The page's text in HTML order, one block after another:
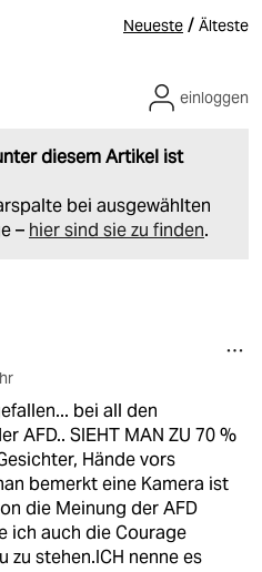
Neueste / Älteste
diesem Artikel ist
bei ausgewählten
– hier sind sie zu finden.
einloggen
bei all den
AFD.. SIEHT MAN ZU 70 %
Hände vors
bemerkt eine Kamera ist
die Meinung der AFD
ich auch die Courage
zu stehen.ICH nenne es